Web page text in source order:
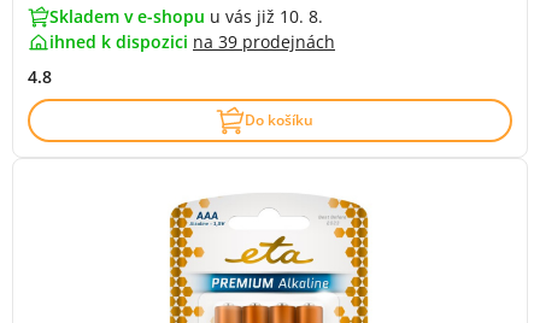
Skladem v e-shopu u vás již 10. 8.
ihned k dispozici na 39 prodejnách
4.8
Do košíku